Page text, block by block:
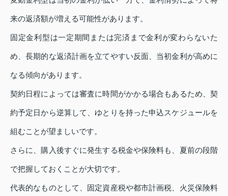
来の返済額が増える可能性があります。
固定金利型は一定期間または完済まで金利が変わらないた
め、長期的な返済計画を立てやすい反面、当初金利が高めに
なる傾向があります。
契約日程によっては審査に時間がかかる場合もあるため、契
約予定日から逆算して、ゆとりを持った申込スケジュールを
組むことが望ましいです。
さらに、購入後すぐに発生する税金や保険料も、夏前の段階
で把握しておくことが大切です。
代表的なものとして、固定資産税や都市計画税、火災保険料